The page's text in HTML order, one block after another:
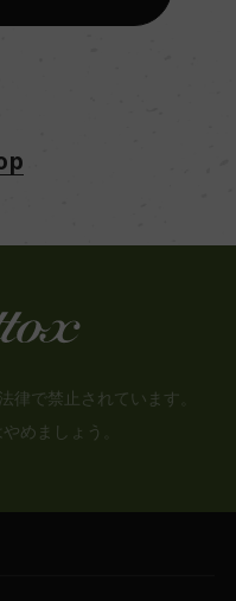
律で禁止されています。
めましょう。